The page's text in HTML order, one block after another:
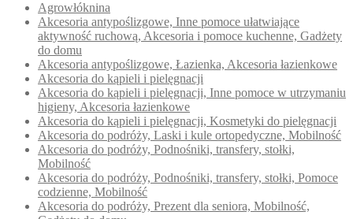
Agrowłóknina
Akcesoria antypoślizgowe, Inne pomoce ułatwiające
aktywność ruchową, Akcesoria i pomoce kuchenne, Gadżety
do domu
Akcesoria antypoślizgowe, Łazienka, Akcesoria łazienkowe
Akcesoria do kąpieli i pielęgnacji
Akcesoria do kąpieli i pielęgnacji, Inne pomoce w utrzymaniu
higieny, Akcesoria łazienkowe
Akcesoria do kąpieli i pielęgnacji, Kosmetyki do pielęgnacji
Akcesoria do podróży, Laski i kule ortopedyczne, Mobilność
Akcesoria do podróży, Podnośniki, transfery, stołki,
Mobilność
Akcesoria do podróży, Podnośniki, transfery, stołki, Pomoce
codzienne, Mobilność
Akcesoria do podróży, Prezent dla seniora, Mobilność,